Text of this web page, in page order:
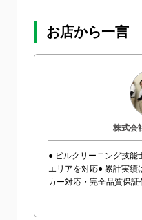
お店から一言
株式会
● ビルクリーニング技能
エリアを対応● 累計実績
カー対応・完全品質保
30-40歳 ガテンなスタ